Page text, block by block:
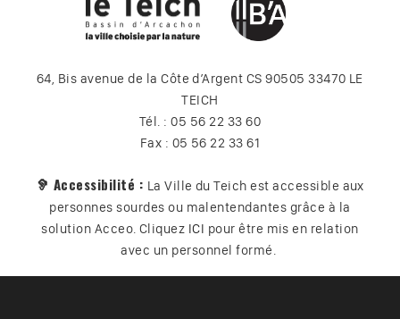
64, Bis avenue de la Côte d’Argent CS 90505 33470 LE
TEICH
Tél. : 05 56 22 33 60
Fax : 05 56 22 33 61
🦻 Accessibilité : La Ville du Teich est accessible aux
personnes sourdes ou malentendantes grâce à la
solution Acceo. Cliquez ICI pour être mis en relation
avec un personnel formé.